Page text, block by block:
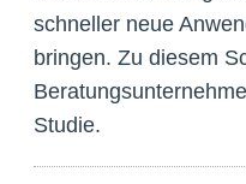
schneller neue
bringen. Zu diesem
Studie.